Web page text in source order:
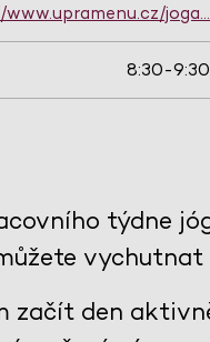
joga…
8:30-9:30
týdne
začít den